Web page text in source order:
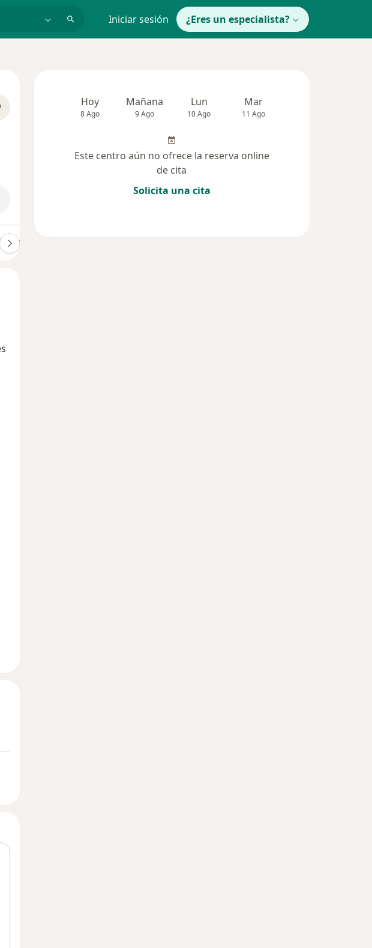
Iniciar sesión ¿Eres un especialista?
Hoy
8 Ago
Mañana
9 Ago
Lun
10 Ago
Mar
11 Ago
Este centro aún no ofrece la reserva online
de cita
Solicita una cita